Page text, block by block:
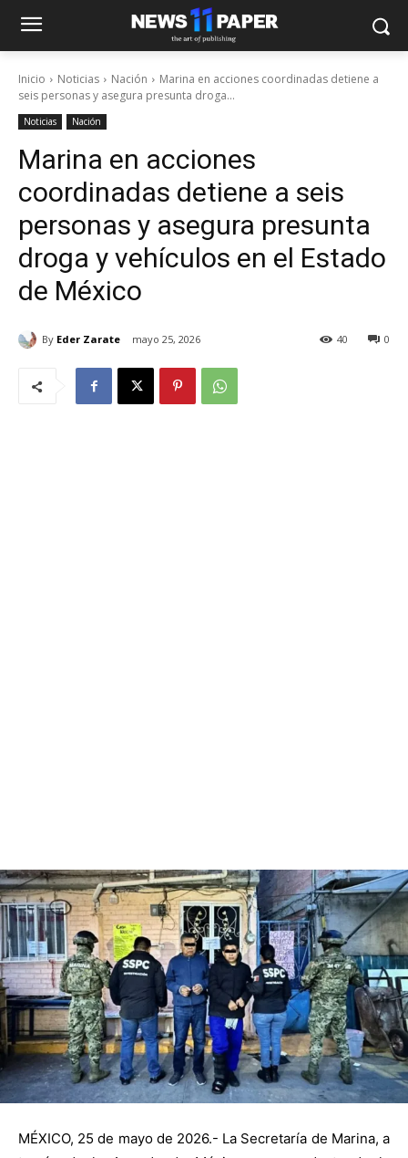
Inicio Noticias Nación
Marina en acciones coordinadas detiene a
seis personas y asegura presunta droga...
Noticias Nación
Marina en acciones
coordinadas detiene a seis
personas y asegura presunta
droga y vehículos en el Estado
de México
By Eder Zarate mayo 25, 2026 0
40
MÉXICO, 25 de mayo de 2026.- La Secretaría de Marina, a